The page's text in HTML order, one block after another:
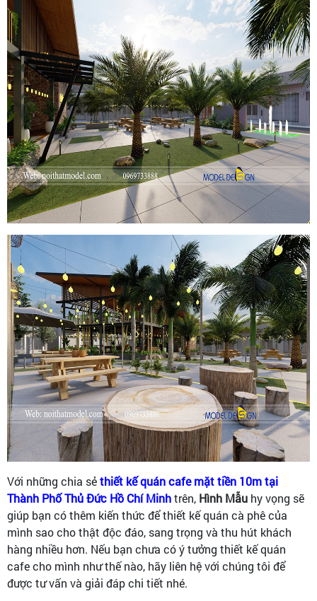
Với những chia sẻthiết kế quán cafe mặt tiền 10m tại
Thành Phố Thủ Đức Hồ Chí Minhtrên, Hình Mẫu hy vọng sẽ
giúp bạn có thêm kiến thức để thiết kế quán cà phê của
mình sao cho thật độc đáo, sang trọng và thu hút khách
hàng nhiều hơn. Nếu bạn chưa có ý tưởng thiết kế quán
cafe cho mình như thế nào, hãy liên hệ với chúng tôi để
được tư vấn và giải đáp chi tiết nhé.